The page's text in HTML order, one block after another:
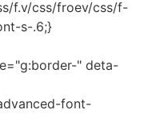
f.v/css/froev/css/f-
s-.6;}
" deta-
font-